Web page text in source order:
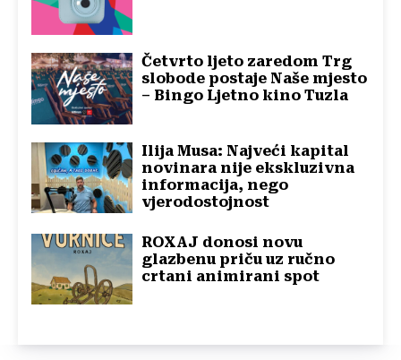
Četvrto ljeto zaredom Trg
slobode postaje Naše mjesto
– Bingo Ljetno kino Tuzla
Ilija Musa: Najveći kapital
novinara nije ekskluzivna
informacija, nego
vjerodostojnost
ROXAJ donosi novu
glazbenu priču uz ručno
crtani animirani spot